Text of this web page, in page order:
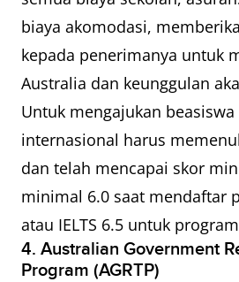
biaya akomodasi,
kepada penerimanya untuk
Australia dan keunggulan
Untuk mengajukan
internasional harus
dan telah mencapai skor
minimal 6.0 saat mendaftar
atau IELTS 6.5 untuk
4. Australian Government
Program (AGRTP)